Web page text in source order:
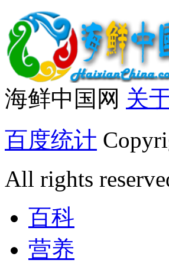
海鲜中国网 关
百度统计
All rights
百科
营养